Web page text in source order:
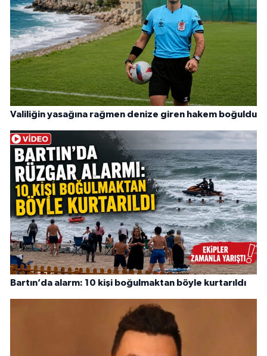
Valiliğin yasağına rağmen denize giren hakem boğuldu
Bartın’da alarm: 10 kişi boğulmaktan böyle kurtarıldı